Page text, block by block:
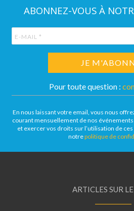
ABONNEZ-VOUS À
Pour toute question :
En nous laissant votre email, vous nous
courant mensuellement de nos
et exercer vos droits sur l’utilisation de
notrepolitique de
ARTICLES SUR